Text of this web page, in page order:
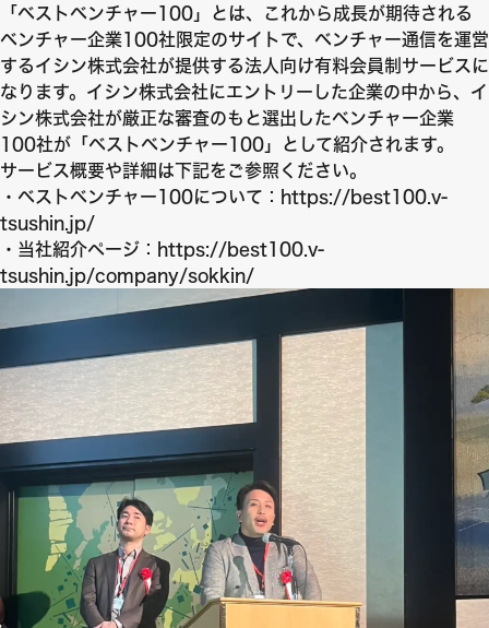
「ベストベンチャー100」とは、これから成長が期待される
ベンチャー企業100社限定のサイトで、ベンチャー通信を運営
するイシン株式会社が提供する法人向け有料会員制サービスに
なります。イシン株式会社にエントリーした企業の中から、イ
シン株式会社が厳正な審査のもと選出したベンチャー企業
100社が「ベストベンチャー100」として紹介されます。
サービス概要や詳細は下記をご参照ください。
・ベストベンチャー100について： https://best100.v-
tsushin.jp/
・当社紹介ページ： https://best100.v-
tsushin.jp/company/sokkin/